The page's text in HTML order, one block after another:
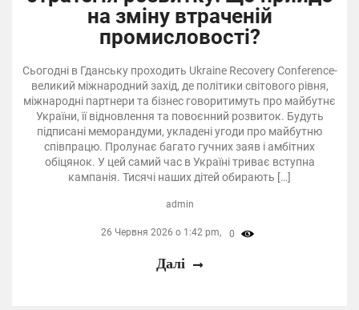
на зміну втраченій
промисловості?
Сьогодні в Гданську проходить Ukraine Recovery Conference-
великий міжнародний захід, де політики світового рівня,
міжнародні партнери та бізнес говоритимуть про майбутнє
України, її відновлення та повоєнний розвиток. Будуть
підписані меморандуми, укладені угоди про майбутню
співпрацю. Пролунає багато гучних заяв і амбітних
обіцянок. У цей самий час в Україні триває вступна
кампанія. Тисячі наших дітей обирають […]
admin
26 Червня 2026 о 1:42 pm, 0
Далі